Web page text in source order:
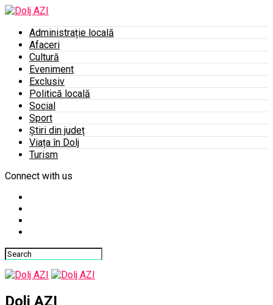
Administrație locală
Afaceri
Cultură
Eveniment
Exclusiv
Politică locală
Social
Sport
Știri din județ
Viața în Dolj
Turism
Connect with us
Dolj AZI